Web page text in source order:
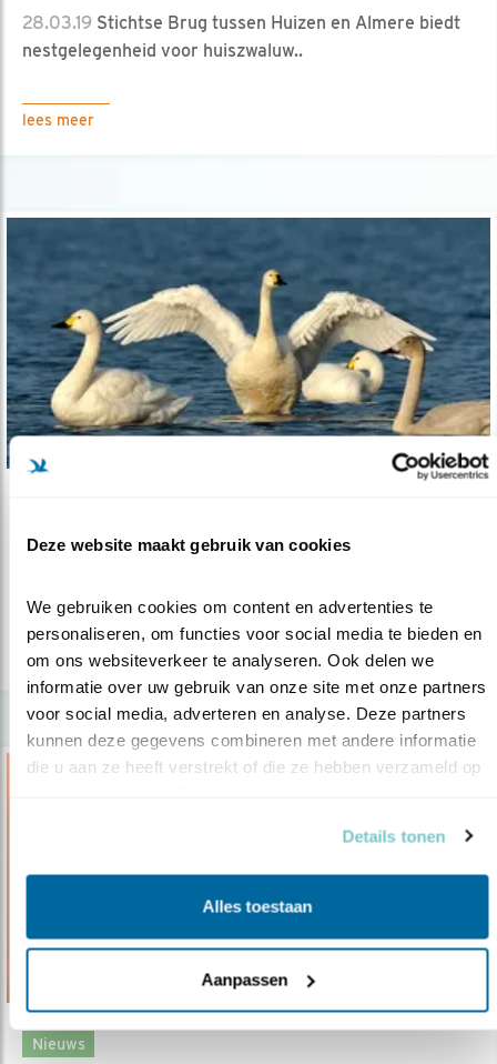
Deze website maakt gebruik van cookies
We gebruiken cookies om content en advertenties te
personaliseren, om functies voor social media te bieden en
om ons websiteverkeer te analyseren. Ook delen we
informatie over uw gebruik van onze site met onze partners
voor social media, adverteren en analyse. Deze partners
kunnen deze gegevens combineren met andere informatie
die u aan ze heeft verstrekt of die ze hebben verzameld op
Details tonen
Alles toestaan
Aanpassen
28.03.19 Stichtse Brug tussen Huizen en Almere biedt
nestgelegenheid voor huiszwaluw..
lees meer
Nature’s Heroes 2018
lees meer
Nieuws